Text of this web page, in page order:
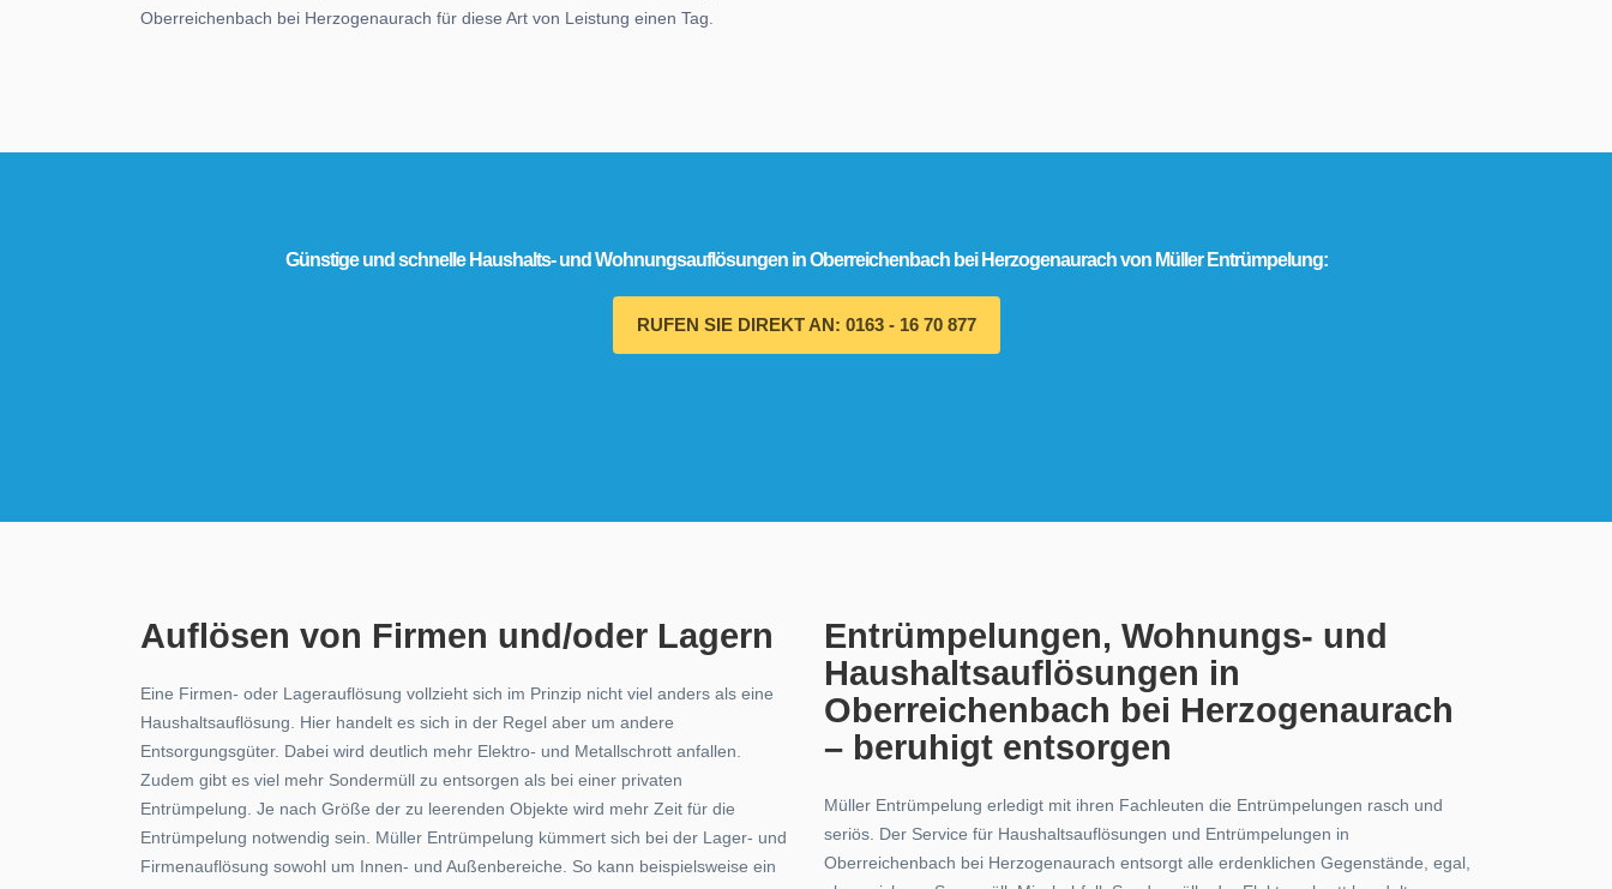
Oberreichenbach bei Herzogenaurach für diese Art von Leistung einen Tag.
Günstige und schnelle Haushalts- und Wohnungsauflösungen in Oberreichenbach bei Herzogenaurach von Müller Entrümpelung:
RUFEN SIE DIREKT AN: 0163 - 16 70 877
Auflösen von Firmen und/oder Lagern
Eine Firmen- oder Lagerauflösung vollzieht sich im Prinzip nicht viel anders als eine
Haushaltsauflösung. Hier handelt es sich in der Regel aber um andere
Entsorgungsgüter. Dabei wird deutlich mehr Elektro- und Metallschrott anfallen.
Zudem gibt es viel mehr Sondermüll zu entsorgen als bei einer privaten
Entrümpelung. Je nach Größe der zu leerenden Objekte wird mehr Zeit für die
Entrümpelung notwendig sein. Müller Entrümpelung kümmert sich bei der Lager- und
Firmenauflösung sowohl um Innen- und Außenbereiche. So kann beispielsweise ein
Entrümpelungen, Wohnungs- und
Haushaltsauflösungen in
Oberreichenbach bei Herzogenaurach
– beruhigt entsorgen
Müller Entrümpelung erledigt mit ihren Fachleuten die Entrümpelungen rasch und
seriös. Der Service für Haushaltsauflösungen und Entrümpelungen in
Oberreichenbach bei Herzogenaurach entsorgt alle erdenklichen Gegenstände, egal,